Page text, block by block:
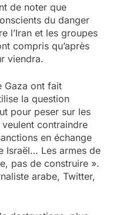
de noter que
du danger
l’Iran et les groupes
compris qu’après
viendra.
Gaza ont fait
la question
pour peser sur les
contraindre
en échange
Israël… Les armes de
pas de construire ».
arabe, Twitter,